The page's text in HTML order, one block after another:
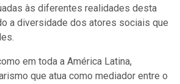
às diferentes realidades desta
a diversidade dos atores sociais que
em toda a América Latina,
que atua como mediador entre o